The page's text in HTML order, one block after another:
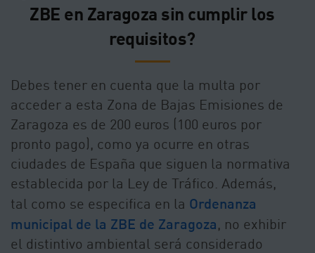
ZBE en Zaragoza sin cumplir los
requisitos?
Debes tener en cuenta que la multa por
acceder a esta Zona de Bajas Emisiones de
Zaragoza es de 200 euros (100 euros por
pronto pago), como ya ocurre en otras
ciudades de España que siguen la normativa
establecida por la Ley de Tráfico. Además,
tal como se especifica en la Ordenanza
municipal de la ZBE de Zaragoza, no exhibir
el distintivo ambiental será considerado